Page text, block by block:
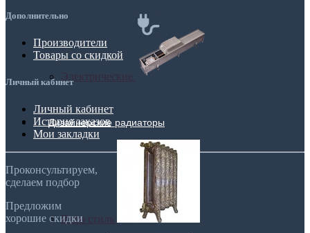
Дизайнерские радиаторы
Retro стиль
Дополнительно
Производители
Товары со скидкой
Личный кабинет
Личный кабинет
История заказов
Мои закладки
Проконсультируем,
сделаем подбор
Предложим
хорошие скидки